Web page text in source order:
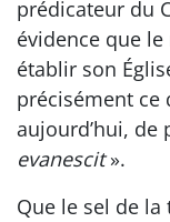
prédicateur du
évidence que
établir son
précisément ce
aujourd’hui, de
evanescit».
Que le sel de